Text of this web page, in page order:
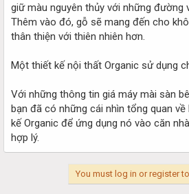
giữ màu nguyên thủy với những đường
Thêm vào đó, gỗ sẽ mang đến cho
thân thiện với thiên nhiên hơn.
Một thiết kế nội thất Organic sử dụng
Với những thông tin giá máy mài sàn
bạn đã có những cái nhìn tổng quan
kế Organic để ứng dụng nó vào căn
hợp lý.
You must log in or register